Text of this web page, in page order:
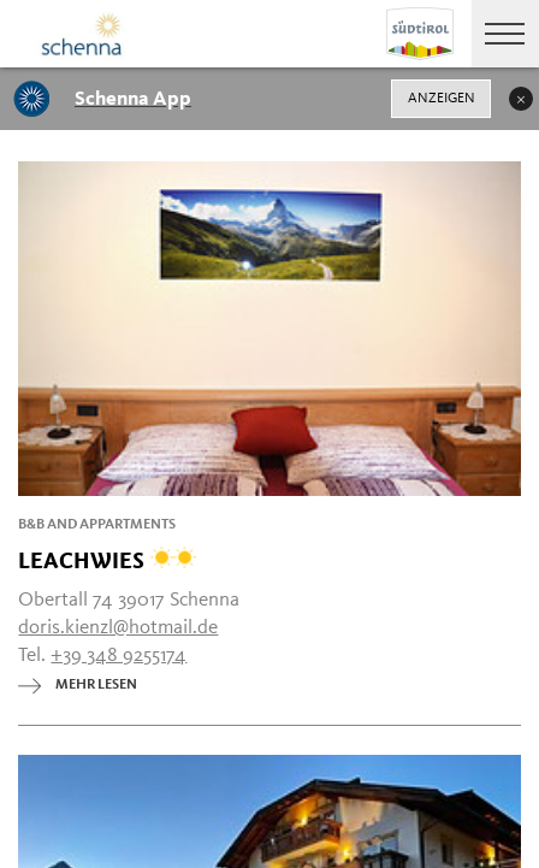
B&B AND APPARTMENTS
LEACHWIES
Obertall 74 39017 Schenna
doris.kienzl@hotmail.de
Tel.+39 348 9255174
MEHR LESEN
Schenna App ANZEIGEN